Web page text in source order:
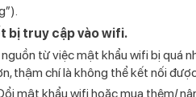
bị truy cập vào wifi.
từ việc mật khẩu wifi bị quá
thậm chí là không thể kết nối
mật khẩu wifi hoặc mua thêm/